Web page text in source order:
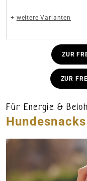
+ weitere Varianten
ZUR
ZUR
Für Energie &